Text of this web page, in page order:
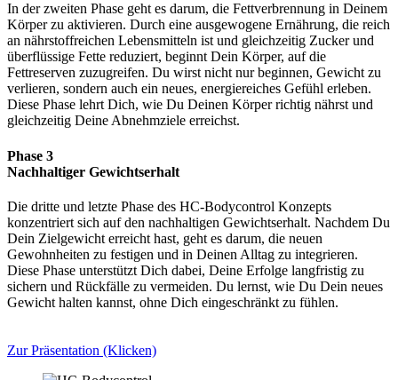
In der zweiten Phase geht es darum, die Fettverbrennung in Deinem
Körper zu aktivieren. Durch eine ausgewogene Ernährung, die reich
an nährstoffreichen Lebensmitteln ist und gleichzeitig Zucker und
überflüssige Fette reduziert, beginnt Dein Körper, auf die
Fettreserven zuzugreifen. Du wirst nicht nur beginnen, Gewicht zu
verlieren, sondern auch ein neues, energiereiches Gefühl erleben.
Diese Phase lehrt Dich, wie Du Deinen Körper richtig nährst und
gleichzeitig Deine Abnehmziele erreichst.
Phase 3
Nachhaltiger Gewichtserhalt
Die dritte und letzte Phase des HC-Bodycontrol Konzepts
konzentriert sich auf den nachhaltigen Gewichtserhalt. Nachdem Du
Dein Zielgewicht erreicht hast, geht es darum, die neuen
Gewohnheiten zu festigen und in Deinen Alltag zu integrieren.
Diese Phase unterstützt Dich dabei, Deine Erfolge langfristig zu
sichern und Rückfälle zu vermeiden. Du lernst, wie Du Dein neues
Gewicht halten kannst, ohne Dich eingeschränkt zu fühlen.
Zur Präsentation (Klicken)